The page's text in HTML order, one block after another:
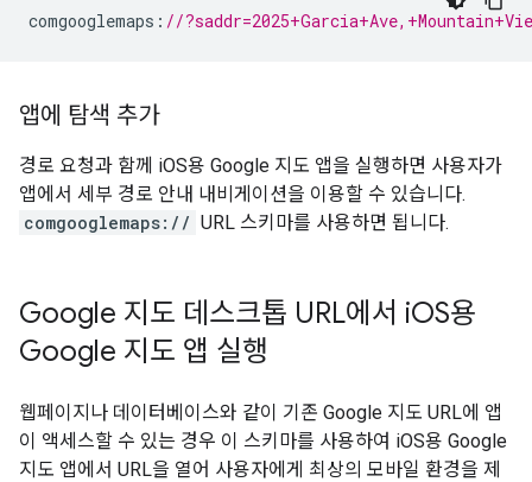
comgooglemaps : //
앱에 탐색 추가
경로 요청과 함께 iOS용 Google 지도 앱을 실행하면 사용자가
앱에서 세부 경로 안내 내비게이션을 이용할 수 있습니다.
comgooglemaps:// URL 스키마를 사용하면 됩니다.
Google 지도 데스크톱 URL에서 iOS용
Google 지도 앱 실행
웹페이지나 데이터베이스와 같이 기존 Google 지도 URL에 앱
이 액세스할 수 있는 경우 이 스키마를 사용하여 iOS용 Google
지도 앱에서 URL을 열어 사용자에게 최상의 모바일 환경을 제